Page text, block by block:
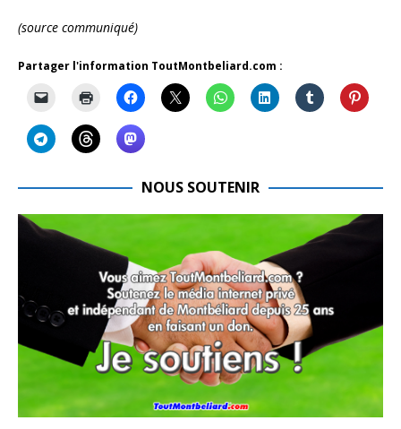
(source communiqué)
Partager l'information ToutMontbeliard.com :
NOUS SOUTENIR